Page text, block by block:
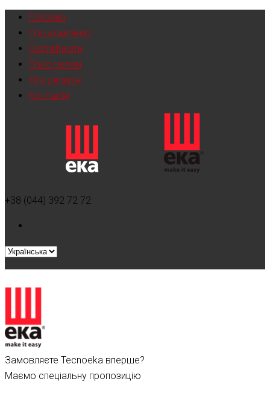
Головна
Про компанію
Сертифікати
Прес-релізи
Для дилерів
Контакти
+38 (044) 392 72 72
Замовляєте Tecnoeka вперше?
Маємо спеціальну пропозицію